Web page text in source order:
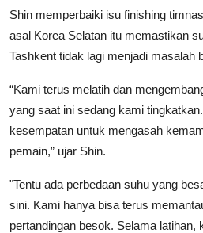
Shin memperbaiki isu finishing
asal Korea Selatan itu memastikan
Tashkent tidak lagi menjadi masalah
“Kami terus melatih dan
yang saat ini sedang kami
kesempatan untuk mengasah
pemain,” ujar Shin.
"Tentu ada perbedaan suhu yang
sini. Kami hanya bisa terus
pertandingan besok. Selama latihan,